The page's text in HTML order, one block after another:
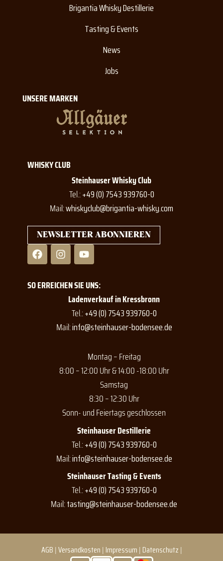
Brigantia Whisky Destillerie
Tasting & Events
News
Jobs
UNSERE MARKEN
WHISKY CLUB
Steinhauser Whisky Club
Tel.:+49 (0) 7543 939760-0
Mail:whiskyclub@brigantia-whisky.com
NEWSLETTER ABONNIEREN
F
a
c
e
b
I
n
s
t
a
m
Y
o
u
t
u
b
e
SO ERREICHEN SIE UNS:
Ladenverkauf in Kressbronn
Tel.:+49 (0) 7543 939760-0
Mail:info@steinhauser-bodensee.de
Montag – Freitag
8:00 – 12:00 Uhr & 14:00 -18:00 Uhr
Samstag
8:30 – 12:30 Uhr
Sonn- und Feiertags geschlossen
Steinhauser Destillerie
Tel.:+49 (0) 7543 939760-0
Mail:info@steinhauser-bodensee.de
Steinhauser Tasting & Events
Tel.:+49 (0) 7543 939760-0
Mail:tasting@steinhauser-bodensee.de
AGB |Versandkosten | Impressum | Datenschutz |